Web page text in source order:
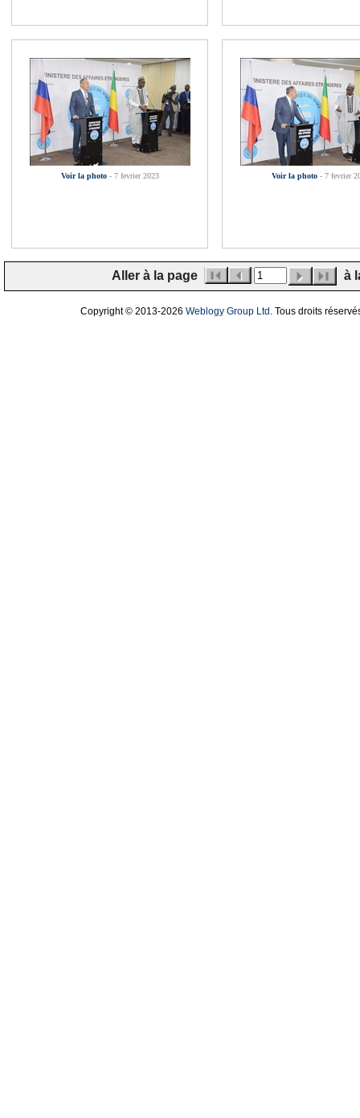
Voir la photo - 7 fevrier 2023 Voir la photo - 7 fevrier
Aller à la page à
Copyright © 2013-2026 Weblogy Group Ltd . Tous droits